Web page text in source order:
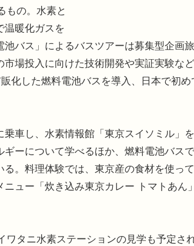
もの。水素と
温暖化ガスを
バス」によるバスツアーは募集型企画
場投入に向けた技術開発や実証実験など
化した燃料電池バスを導入、日本で初
車し、水素情報館「東京スイソミル」
ーについて学べるほか、燃料電池バス
。料理体験では、東京産の食材を使っ
ュー「炊き込み東京カレー トマトあん
タニ水素ステーションの見学も予定さ